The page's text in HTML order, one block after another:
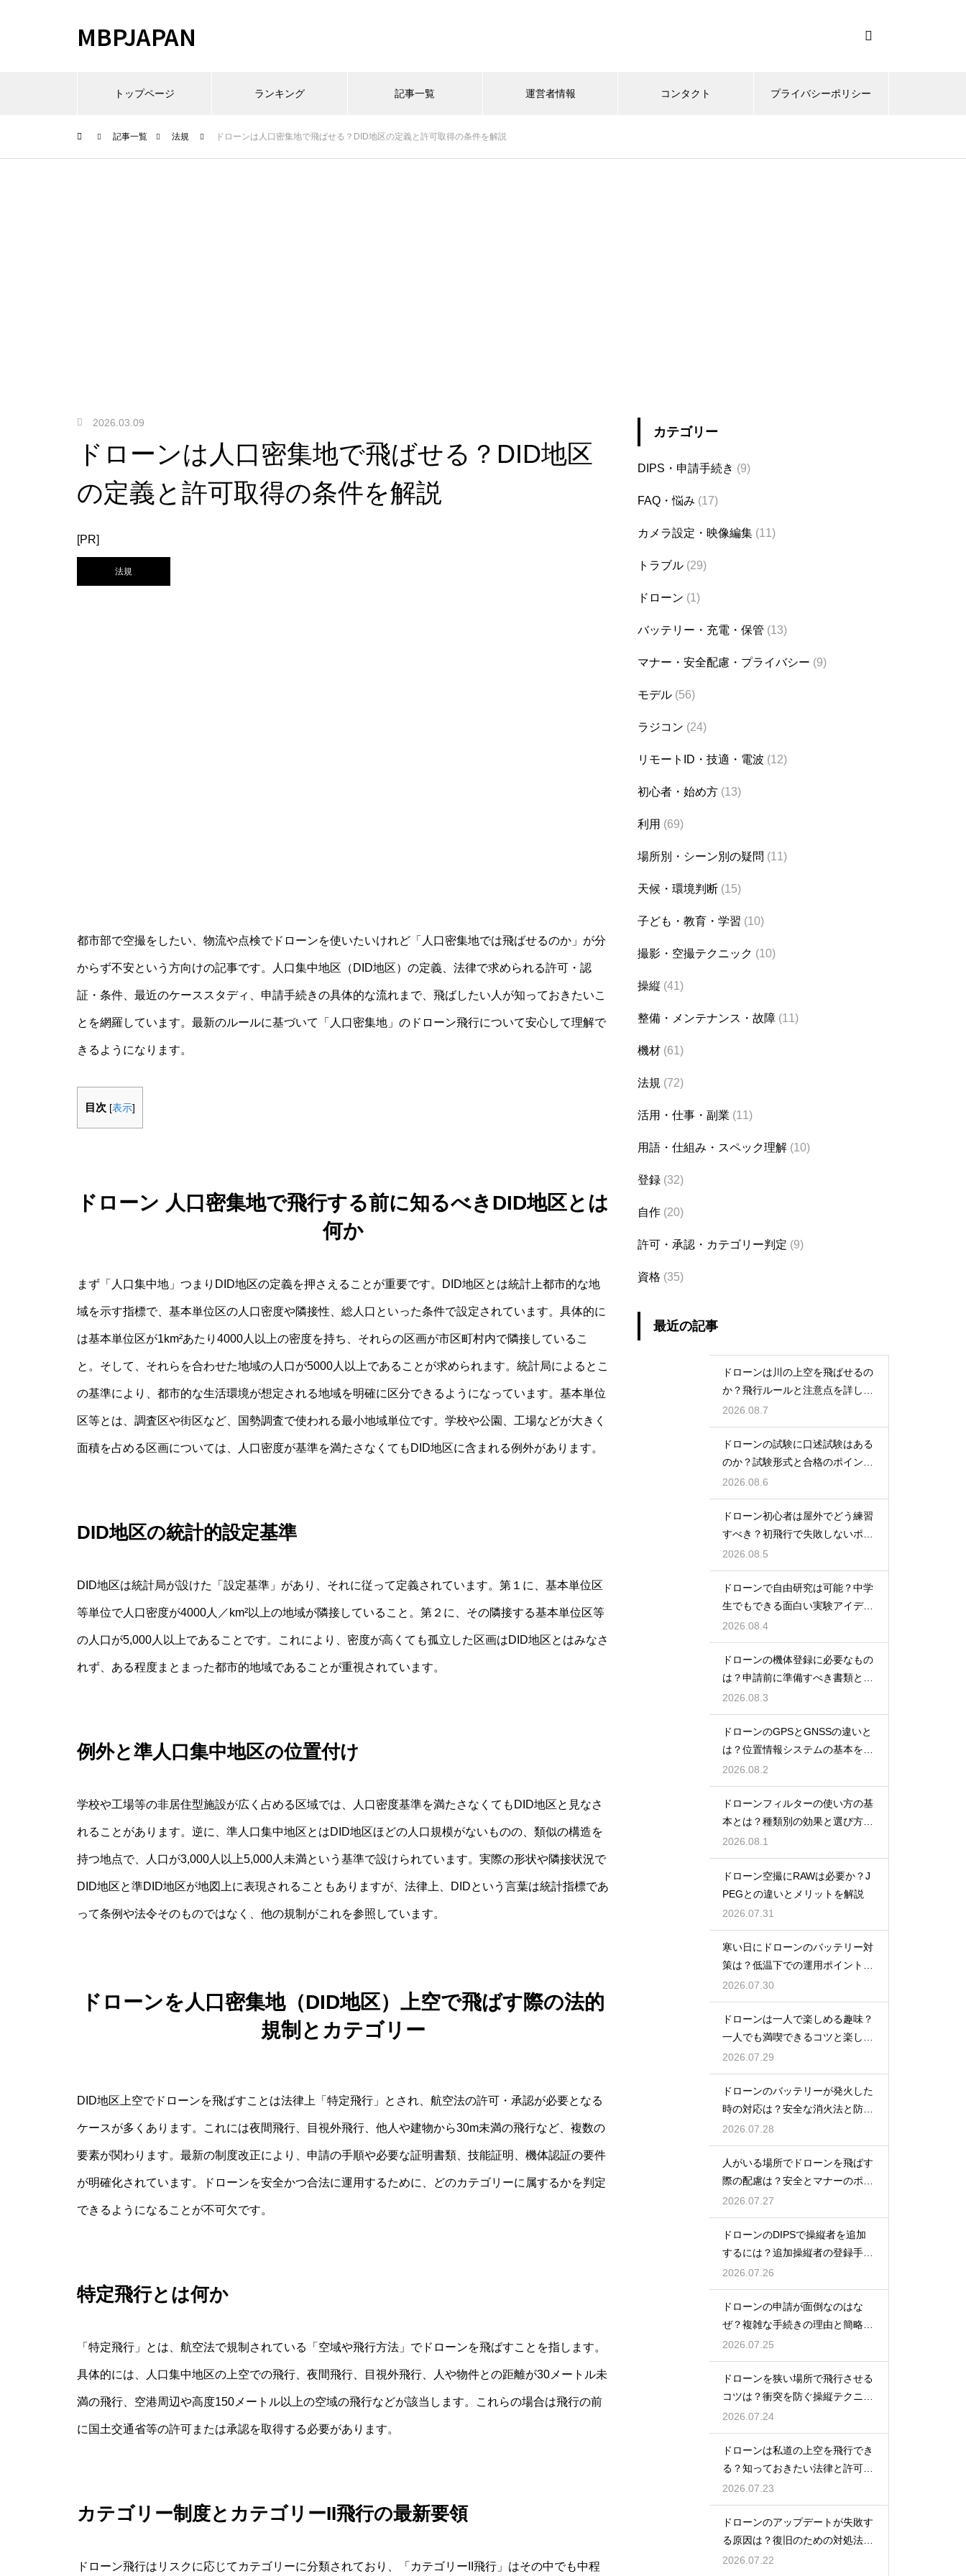
MBPJAPAN
トップページ ランキング 記事一覧 運営者情報 コンタクト プライバシーポリシー
記事一覧 法規 ドローンは人口密集地で飛ばせる？DID地区の定義と許可取得の条件を解説
2026.03.09
ドローンは人口密集地で飛ばせる？DID地区
の定義と許可取得の条件を解説
[PR]
法規
都市部で空撮をしたい、物流や点検でドローンを使いたいけれど「人口密集地では飛ばせるのか」が分
からず不安という方向けの記事です。人口集中地区（DID地区）の定義、法律で求められる許可・認
証・条件、最近のケーススタディ、申請手続きの具体的な流れまで、飛ばしたい人が知っておきたいこ
とを網羅しています。最新のルールに基づいて「人口密集地」のドローン飛行について安心して理解で
きるようになります。
目次 [表示]
ドローン 人口密集地で飛行する前に知るべきDID地区とは
何か
まず「人口集中地」つまりDID地区の定義を押さえることが重要です。DID地区とは統計上都市的な地
域を示す指標で、基本単位区の人口密度や隣接性、総人口といった条件で設定されています。具体的に
は基本単位区が1km²あたり4000人以上の密度を持ち、それらの区画が市区町村内で隣接しているこ
と。そして、それらを合わせた地域の人口が5000人以上であることが求められます。統計局によるとこ
の基準により、都市的な生活環境が想定される地域を明確に区分できるようになっています。基本単位
区等とは、調査区や街区など、国勢調査で使われる最小地域単位です。学校や公園、工場などが大きく
面積を占める区画については、人口密度が基準を満たさなくてもDID地区に含まれる例外があります。
DID地区の統計的設定基準
DID地区は統計局が設けた「設定基準」があり、それに従って定義されています。第１に、基本単位区
等単位で人口密度が4000人／km²以上の地域が隣接していること。第２に、その隣接する基本単位区等
の人口が5,000人以上であることです。これにより、密度が高くても孤立した区画はDID地区とはみなさ
れず、ある程度まとまった都市的地域であることが重視されています。
例外と準人口集中地区の位置付け
学校や工場等の非居住型施設が広く占める区域では、人口密度基準を満たさなくてもDID地区と見なさ
れることがあります。逆に、準人口集中地区とはDID地区ほどの人口規模がないものの、類似の構造を
持つ地点で、人口が3,000人以上5,000人未満という基準で設けられています。実際の形状や隣接状況で
DID地区と準DID地区が地図上に表現されることもありますが、法律上、DIDという言葉は統計指標であ
って条例や法令そのものではなく、他の規制がこれを参照しています。
ドローンを人口密集地（DID地区）上空で飛ばす際の法的
規制とカテゴリー
DID地区上空でドローンを飛ばすことは法律上「特定飛行」とされ、航空法の許可・承認が必要となる
ケースが多くあります。これには夜間飛行、目視外飛行、他人や建物から30m未満の飛行など、複数の
要素が関わります。最新の制度改正により、申請の手順や必要な証明書類、技能証明、機体認証の要件
が明確化されています。ドローンを安全かつ合法に運用するために、どのカテゴリーに属するかを判定
できるようになることが不可欠です。
特定飛行とは何か
「特定飛行」とは、航空法で規制されている「空域や飛行方法」でドローンを飛ばすことを指します。
具体的には、人口集中地区の上空での飛行、夜間飛行、目視外飛行、人や物件との距離が30メートル未
満の飛行、空港周辺や高度150メートル以上の空域の飛行などが該当します。これらの場合は飛行の前
に国土交通省等の許可または承認を取得する必要があります。
カテゴリー制度とカテゴリーII飛行の最新要領
ドローン飛行はリスクに応じてカテゴリーに分類されており、「カテゴリーII飛行」はその中でも中程
カテゴリー
DIPS・申請手続き (9)
FAQ・悩み (17)
カメラ設定・映像編集 (11)
トラブル (29)
ドローン (1)
バッテリー・充電・保管 (13)
マナー・安全配慮・プライバシー (9)
モデル (56)
ラジコン (24)
リモートID・技適・電波 (12)
初心者・始め方 (13)
利用 (69)
場所別・シーン別の疑問 (11)
天候・環境判断 (15)
子ども・教育・学習 (10)
撮影・空撮テクニック (10)
操縦 (41)
整備・メンテナンス・故障 (11)
機材 (61)
法規 (72)
活用・仕事・副業 (11)
用語・仕組み・スペック理解 (10)
登録 (32)
自作 (20)
許可・承認・カテゴリー判定 (9)
資格 (35)
最近の記事
ドローンは川の上空を飛ばせるの
か？飛行ルールと注意点を詳しく
解説
2026.08.7
ドローンの試験に口述試験はある
のか？試験形式と合格のポイント
を解説
2026.08.6
ドローン初心者は屋外でどう練習
すべき？初飛行で失敗しないポイ
ント
2026.08.5
ドローンで自由研究は可能？中学
生でもできる面白い実験アイデア
を紹介
2026.08.4
ドローンの機体登録に必要なもの
は？申請前に準備すべき書類と情
報
2026.08.3
ドローンのGPSとGNSSの違いと
は？位置情報システムの基本を解
説
2026.08.2
ドローンフィルターの使い方の基
本とは？種類別の効果と選び方を
解説
2026.08.1
ドローン空撮にRAWは必要か？J
PEGとの違いとメリットを解説
2026.07.31
寒い日にドローンのバッテリー対
策は？低温下での運用ポイントと
注意点
2026.07.30
ドローンは一人で楽しめる趣味？
一人でも満喫できるコツと楽しみ
方
2026.07.29
ドローンのバッテリーが発火した
時の対応は？安全な消火法と防止
策を解説
2026.07.28
人がいる場所でドローンを飛ばす
際の配慮は？安全とマナーのポイ
ント
2026.07.27
ドローンのDIPSで操縦者を追加
するには？追加操縦者の登録手順
を解説
2026.07.26
ドローンの申請が面倒なのはな
ぜ？複雑な手続きの理由と簡略化
の動向
2026.07.25
ドローンを狭い場所で飛行させる
コツは？衝突を防ぐ操縦テクニッ
クを解説
2026.07.24
ドローンは私道の上空を飛行でき
る？知っておきたい法律と許可の
ルール
2026.07.23
ドローンのアップデートが失敗す
る原因は？復旧のための対処法を
解説
2026.07.22